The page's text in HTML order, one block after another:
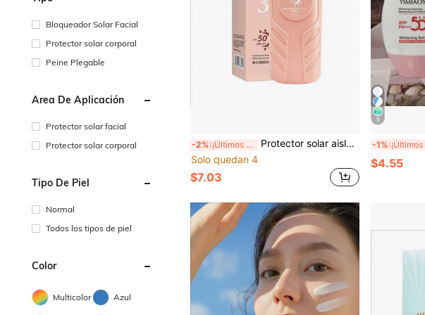
Bloqueador Solar Facial
Protector solar corporal
Peine Plegable
Área De Aplicación
Protector solar facial
Protector solar corporal
Tipo De Piel
Normal
Todos los tipos de piel
Color
Multicolor Azul
-2% ¡Últimos 2 días
Protector solar aislante blanqueador facial de 50g, ilumina el tono de la piel, protección UV, resistente al agua, resistente al sudor, hidratante
Solo quedan 4
$7.03
5
-1%
$4.55